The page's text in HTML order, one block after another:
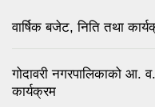
वार्षिक बजेट, निति तथा
गोदावरी नगरपालिकाको
कार्यक्रम